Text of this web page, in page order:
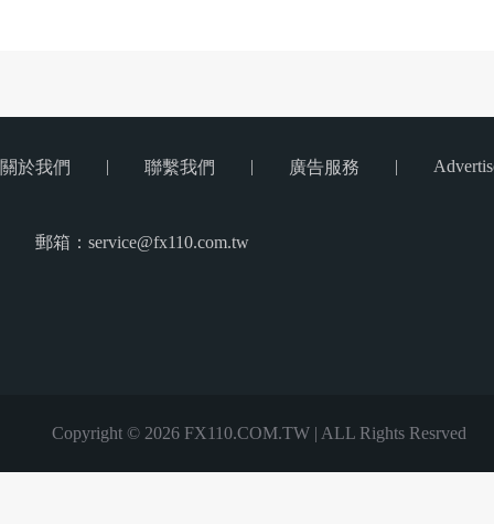
關於我們 | 聯繫我們 | 廣告服務 |
郵箱：service@fx110.com.tw
Copyright © 2026 FX110.COM.TW | ALL Rights Resrved